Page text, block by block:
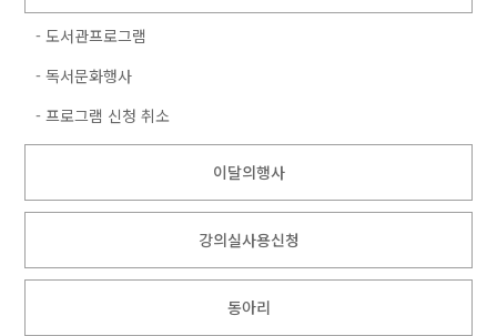
- 도서관프로그램
- 독서문화행사
- 프로그램 신청 취소
이달의행사
강의실사용신청
동아리